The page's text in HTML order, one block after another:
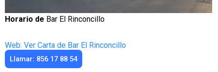
Horario de Bar El Rinconcillo
Web: Ver Carta de Bar El Rinconcillo
Llamar: 856 17 88 54